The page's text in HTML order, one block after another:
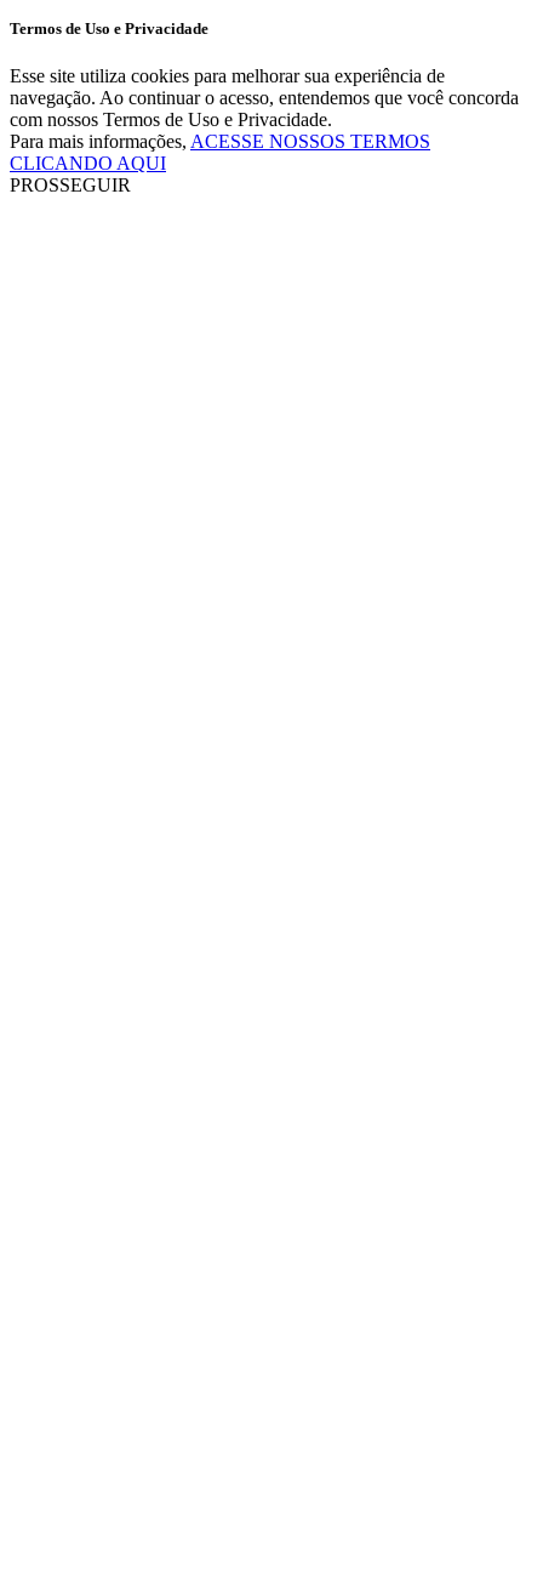
Termos de Uso e Privacidade
Esse site utiliza cookies para melhorar sua experiência de
navegação. Ao continuar o acesso, entendemos que você concorda
com nossos Termos de Uso e Privacidade.
Para mais informações, ACESSE NOSSOS TERMOS
CLICANDO AQUI
PROSSEGUIR